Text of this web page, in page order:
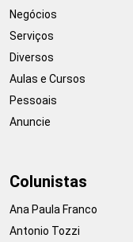
Negócios
Serviços
Diversos
Aulas e Cursos
Pessoais
Anuncie
Colunistas
Ana Paula Franco
Antonio Tozzi